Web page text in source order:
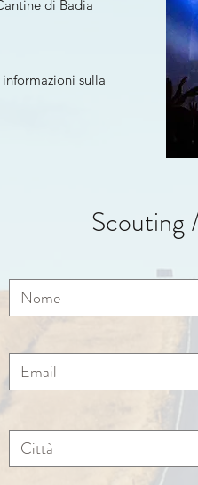
di Badia
sulla
Scouting